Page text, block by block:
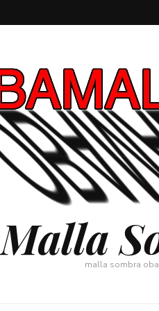
Mallamalla sombra